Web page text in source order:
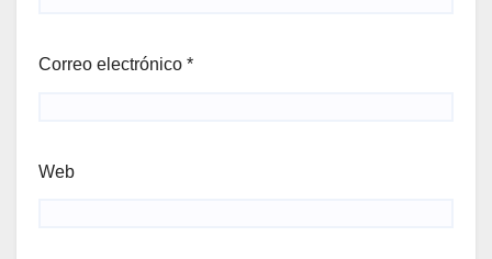
Correo electrónico *
Web